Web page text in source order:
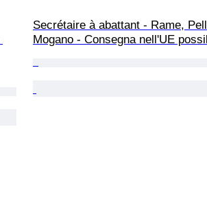
Secrétaire à abattant - Rame,
Mogano - Consegna nell'UE